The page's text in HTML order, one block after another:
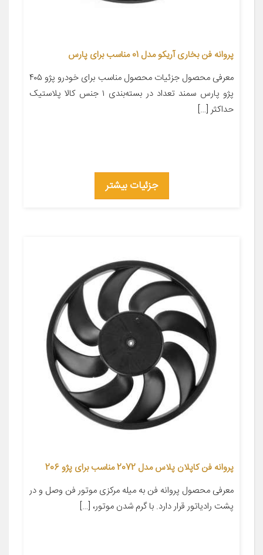
پروانه فن بخاری آریکو مدل 01 مناسب برای پارس
معرفی محصول جزئیات محصول مناسب برای خودرو پژو ۴۰۵
پژو پارس سمند تعداد در بسته‌بندی ۱ جنس کالا پلاستیک
حداکثر […]
جزئیات بیشتر
پروانه فن کاپلان پلاس مدل 2072 مناسب برای پژو 206
معرفی محصول پروانه فن به میله مرکزی موتور فن وصل و در
پشت رادیاتور قرار دارد. با گرم شدن موتور، […]